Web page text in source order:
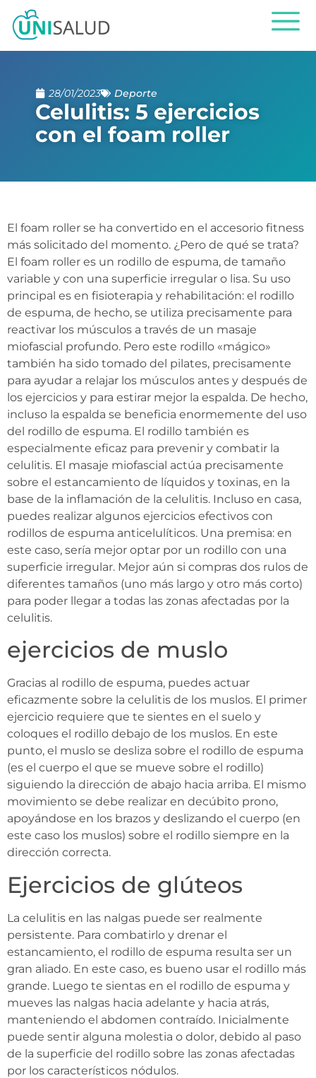
28/01/2023 Deporte
Celulitis: 5 ejercicios
con el foam roller
El foam roller se ha convertido en el accesorio fitness
más solicitado del momento. ¿Pero de qué se trata?
El foam roller es un rodillo de espuma, de tamaño
variable y con una superficie irregular o lisa. Su uso
principal es en fisioterapia y rehabilitación: el rodillo
de espuma, de hecho, se utiliza precisamente para
reactivar los músculos a través de un masaje
miofascial profundo. Pero este rodillo «mágico»
también ha sido tomado del pilates, precisamente
para ayudar a relajar los músculos antes y después de
los ejercicios y para estirar mejor la espalda. De hecho,
incluso la espalda se beneficia enormemente del uso
del rodillo de espuma. El rodillo también es
especialmente eficaz para prevenir y combatir la
celulitis. El masaje miofascial actúa precisamente
sobre el estancamiento de líquidos y toxinas, en la
base de la inflamación de la celulitis. Incluso en casa,
puedes realizar algunos ejercicios efectivos con
rodillos de espuma anticelulíticos. Una premisa: en
este caso, sería mejor optar por un rodillo con una
superficie irregular. Mejor aún si compras dos rulos de
diferentes tamaños (uno más largo y otro más corto)
para poder llegar a todas las zonas afectadas por la
celulitis.
ejercicios de muslo
Gracias al rodillo de espuma, puedes actuar
eficazmente sobre la celulitis de los muslos. El primer
ejercicio requiere que te sientes en el suelo y
coloques el rodillo debajo de los muslos. En este
punto, el muslo se desliza sobre el rodillo de espuma
(es el cuerpo el que se mueve sobre el rodillo)
siguiendo la dirección de abajo hacia arriba. El mismo
movimiento se debe realizar en decúbito prono,
apoyándose en los brazos y deslizando el cuerpo (en
este caso los muslos) sobre el rodillo siempre en la
dirección correcta.
Ejercicios de glúteos
La celulitis en las nalgas puede ser realmente
persistente. Para combatirlo y drenar el
estancamiento, el rodillo de espuma resulta ser un
gran aliado. En este caso, es bueno usar el rodillo más
grande. Luego te sientas en el rodillo de espuma y
mueves las nalgas hacia adelante y hacia atrás,
manteniendo el abdomen contraído. Inicialmente
puede sentir alguna molestia o dolor, debido al paso
de la superficie del rodillo sobre las zonas afectadas
por los característicos nódulos.